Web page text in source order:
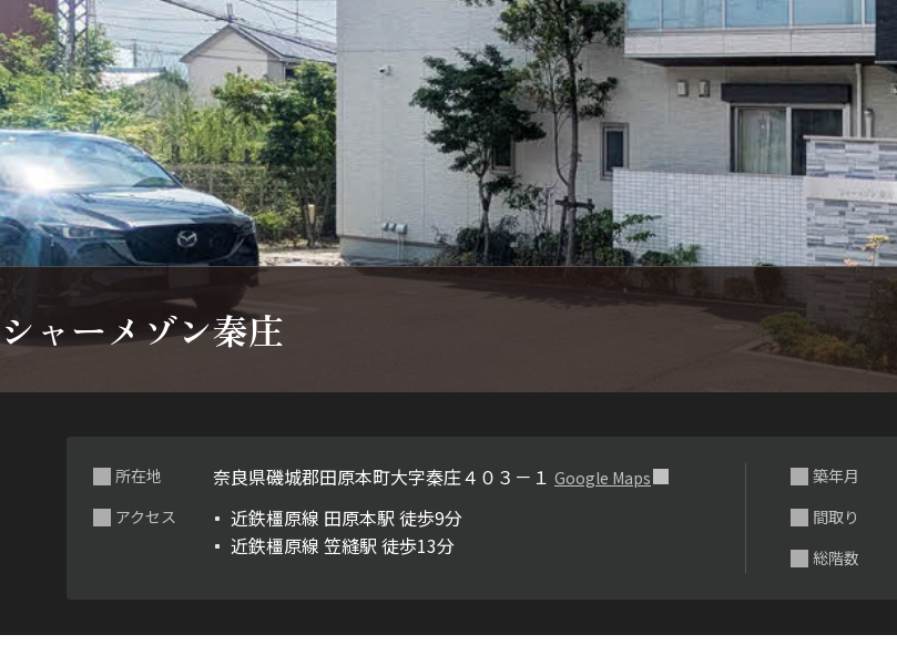
動画ギャラリー ShaMaison STYLE
シャーメゾン秦庄
所在地 奈良県磯城郡田原本町大字秦庄４０３－１ Google Maps
アクセス
近鉄橿原線 田原本駅 徒歩9分
近鉄橿原線 笠縫駅 徒歩13分
築年月
間取り
総階数